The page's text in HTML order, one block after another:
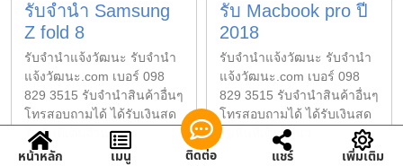
รับจำนำ Samsung
Z fold 8
รับจํานําแจ้งวัฒนะ รับจํานํา
แจ้งวัฒนะ.com เบอร์ 098
829 3515 รับจำนำสินค้าอื่นๆ
โทรสอบถามได้ ได้รับเงินสด
ในทันทีเต็มจำนว
รับ Macbook pro ปี
2018
รับจํานําแจ้งวัฒนะ รับจํานํา
แจ้งวัฒนะ.com เบอร์ 098
829 3515 รับจำนำสินค้าอื่นๆ
โทรสอบถามได้ ได้รับเงินสด
ในทันทีเต็มจำนว
หน้าหลัก เมนู ติดต่อ แชร์ เพิ่มเติม